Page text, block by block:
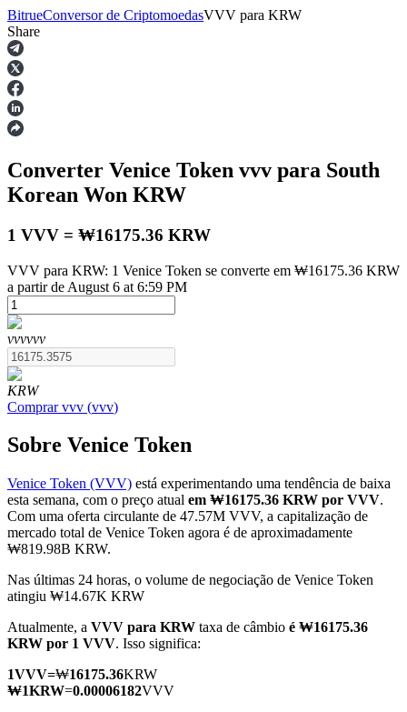
Futuros
Futuros de USDT
Futuros COIN-M
Futuros de criptomoeda
TradFi
Derivativos de ações, câmbio, metais preciosos e commodities
BitrueConversor de CriptomoedasVVV para KRW
Share
Converter Venice Token vvv para South
Korean Won KRW
1 VVV = ₩16175.36 KRW
VVV para KRW: 1 Venice Token se converte em ₩16175.36 KRW
a partir de August 6 at 6:59 PM
vvvvvv
KRW
Comprar vvv (vvv)
Sobre Venice Token
Venice Token (VVV) está experimentando uma tendência de baixa
esta semana, com o preço atual em ₩16175.36 KRW por VVV.
Com uma oferta circulante de 47.57M VVV, a capitalização de
mercado total de Venice Token agora é de aproximadamente
₩819.98B KRW.
Nas últimas 24 horas, o volume de negociação de Venice Token
atingiu ₩14.67K KRW
Atualmente, a VVV para KRW taxa de câmbio é ₩16175.36
KRW por 1 VVV. Isso significa:
1VVV=₩16175.36KRW
₩1KRW=0.00006182VVV